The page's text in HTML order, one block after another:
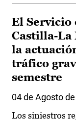
El Servicio
Castilla-La
la
tráfico
semestre
04 de Agosto
Los siniestros